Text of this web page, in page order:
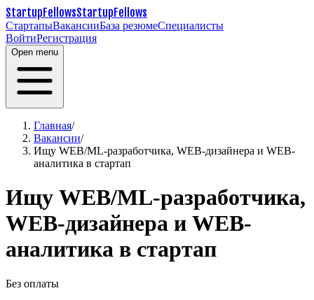
StartupFellowsStartupFellows
СтартапыВакансииБаза резюмеСпециалисты
ВойтиРегистрация
Open menu
Главная/
Вакансии/
Ищу WEB/ML-разработчика, WEB-дизайнера и WEB-
аналитика в стартап
Ищу WEB/ML-разработчика,
WEB-дизайнера и WEB-
аналитика в стартап
Без оплаты